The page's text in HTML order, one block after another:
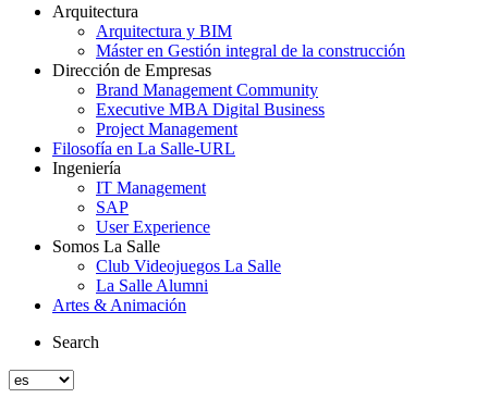
Arquitectura
Arquitectura y BIM
Máster en Gestión integral de la construcción
Dirección de Empresas
Brand Management Community
Executive MBA Digital Business
Project Management
Filosofía en La Salle-URL
Ingeniería
IT Management
SAP
User Experience
Somos La Salle
Club Videojuegos La Salle
La Salle Alumni
Artes & Animación
Search